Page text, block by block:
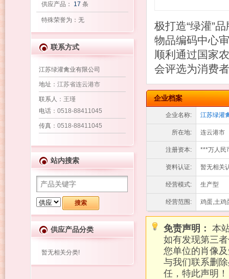
供应产品： 17 条
特殊荣誉为：无
联系方式
江苏绿灌禽业有限公司
地址 ：江苏省连云港市
联系人 ：王瑾
电话：0518-88411045
传真：0518-88411045
站内搜索
供应产品分类
暂无相关分类!
极打造“绿灌”
物品编码中心
顺利通过国家
会评选为消费
企业档案
企业名称: 江苏绿灌
所在地: 连云港市
注册资本: ***万人民
资料认证: 暂无相关
经营模式: 生产型
经营范围: 鸡蛋,土鸡
免责声明： 本
如有发现第三
您单位的肖像
与我们联系删
任，特此声明